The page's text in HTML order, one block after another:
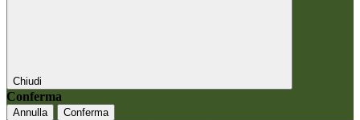
Chiudi
Conferma
Annulla Conferma